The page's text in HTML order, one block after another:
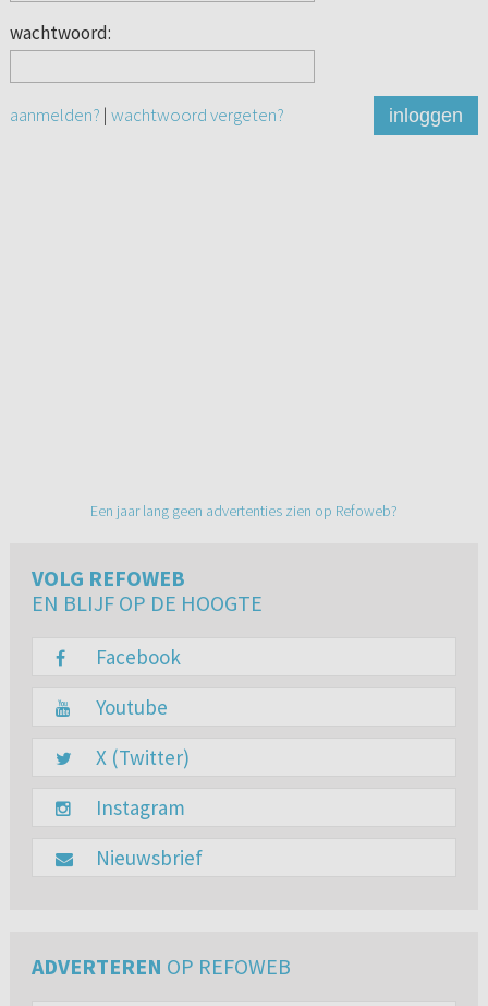
wachtwoord:
aanmelden? | wachtwoord vergeten? inloggen
Een jaar lang geen advertenties zien op Refoweb?
VOLG REFOWEB
EN BLIJF OP DE HOOGTE
Facebook
Youtube
X (Twitter)
Instagram
Nieuwsbrief
ADVERTEREN OP REFOWEB